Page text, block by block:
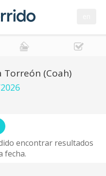
Torreón (Coah)
encontrar resultados
fecha.